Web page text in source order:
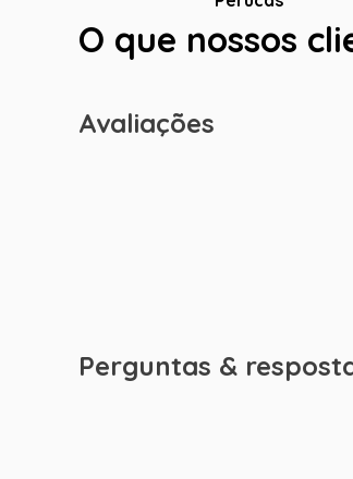
O que nossos
Avaliações
Perguntas &